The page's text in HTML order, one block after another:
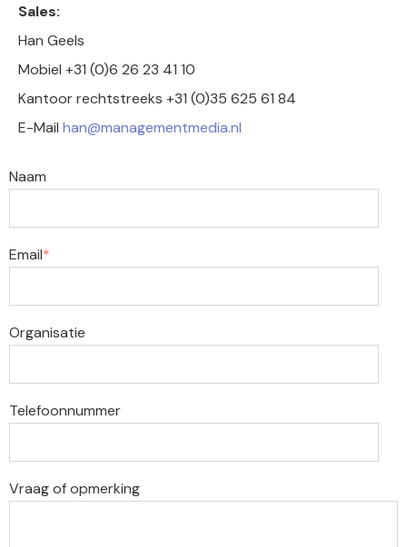
Sales:
Han Geels
Mobiel +31 (0)6 26 23 41 10
Kantoor rechtstreeks +31 (0)35 625 61 84
E-Mail han@managementmedia.nl
Naam
Email*
Organisatie
Telefoonnummer
Vraag of opmerking